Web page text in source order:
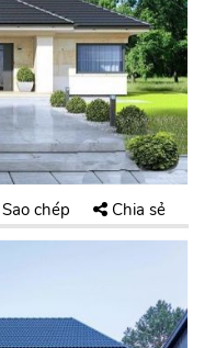
chép Chia sẻ